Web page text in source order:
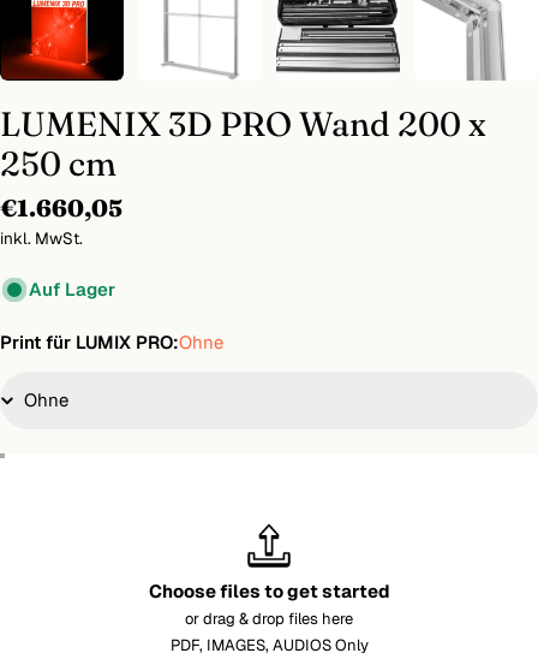
LUMENIX 3D PRO Wand 200 x
250 cm
Regulärer
Preis
€1.660,05
inkl. MwSt.
Auf Lager
Print für LUMIX PRO:Ohne
Choose files to get started
or drag & drop files here
PDF, IMAGES, AUDIOS Only